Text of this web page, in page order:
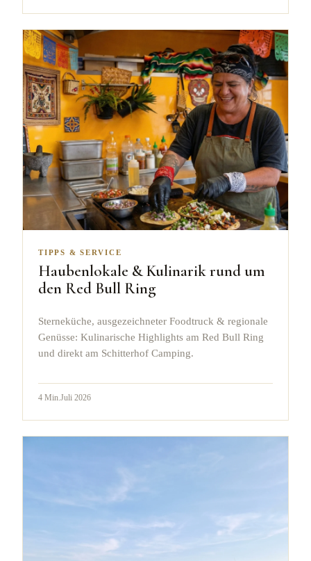
TIPPS & SERVICE
Haubenlokale & Kulinarik rund um
den Red Bull Ring
Sterneküche, ausgezeichneter Foodtruck & regionale
Genüsse: Kulinarische Highlights am Red Bull Ring
und direkt am Schitterhof Camping.
4 Min.Juli 2026